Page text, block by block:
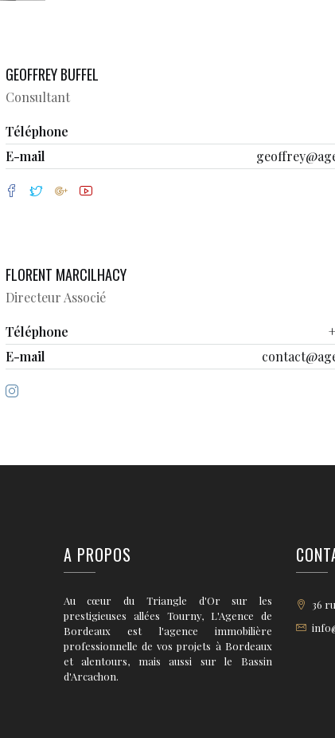
GEOFFREY BUFFEL
Consultant
Téléphone
E-mail
FLORENT MARCILHACY
Directeur Associé
Téléphone
E-mail
A PROPOS
Au cœur du Triangle d'Or sur les
prestigieuses allées Tourny, L'Agence de
Bordeaux est l'agence immobilière
professionnelle de vos projets à Bordeaux
et alentours, mais aussi sur le Bassin
d'Arcachon.
36